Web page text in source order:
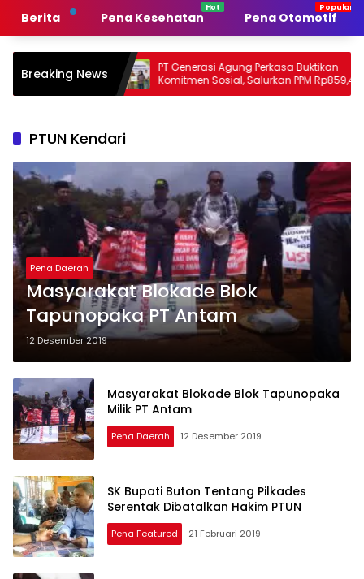
Berita Pena Kesehatan Pena Otomotif
Breaking NewsPT Generasi Agung Perkasa Buktikan
Komitmen Sosial, Salurkan PPM Rp859,4
Juta untuk Masyarakat Lingkar
PTUN Kendari
Pena Daerah
Masyarakat Blokade Blok
Tapunopaka PT Antam
12 Desember 2019
Masyarakat Blokade Blok Tapunopaka
Milik PT Antam
Pena Daerah 12 Desember 2019
SK Bupati Buton Tentang Pilkades
Serentak Dibatalkan Hakim PTUN
Pena Featured 21 Februari 2019